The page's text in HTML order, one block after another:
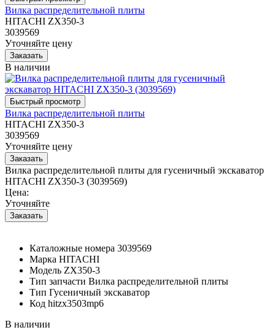
Вилка распределительной плиты
HITACHI ZX350-3
3039569
Уточняйте цену
В наличии
Вилка распределительной плиты
HITACHI ZX350-3
3039569
Уточняйте цену
Вилка распределительной плиты для гусеничный экскаватор
HITACHI ZX350-3 (3039569)
Цена:
Уточняйте
Каталожные номера 3039569
Марка HITACHI
Модель ZX350-3
Тип запчасти Вилка распределительной плиты
Тип Гусеничный экскаватор
Код hitzx3503mp6
В наличии